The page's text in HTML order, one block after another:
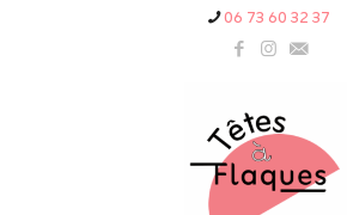
06 73 60 32 37